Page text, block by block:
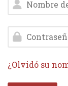
Contraseña
¿Olvidó su